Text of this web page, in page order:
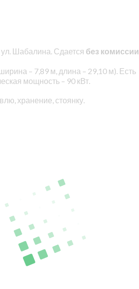
Шабалина. Сдается без комиссии
– 7,89 м, длина – 29,10 м). Есть
мощность – 90 кВт.
хранение, стоянку.